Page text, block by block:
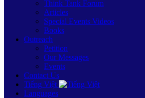
Think Tank Forum
Articles
Special Events Videos
Books
Outreach
Petition
Our Messages
Events
Contact Us
Tiếng Việt
Languages